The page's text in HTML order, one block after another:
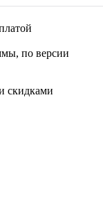
по версии
скидками